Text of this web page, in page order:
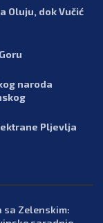
Oluju, dok Vučić
naroda
Pljevlja
sa Zelenskim: